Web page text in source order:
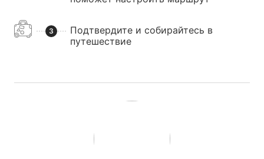
3
Подтвердите и собирайтесь в
путешествие